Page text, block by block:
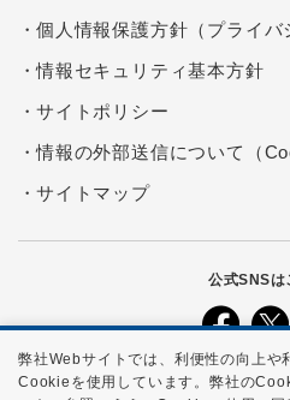
個人情報保護方針（プライバ
情報セキュリティ基本方針
サイトポリシー
情報の外部送信について（
サイトマップ
公式SNSは
弊社Webサイトでは、利便性の向上や
Cookieを使用しています。弊社の